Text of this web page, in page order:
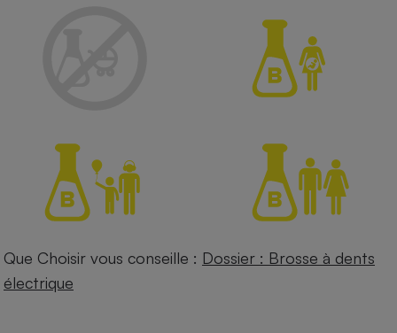
Que Choisir vous conseille : Dossier : Brosse à dents
électrique
Complément
alimentaire
bouteille
Assurance emprunteur
Petit électroménager -
Lave-linge
Matelas
Mutuelle
Antimoustique